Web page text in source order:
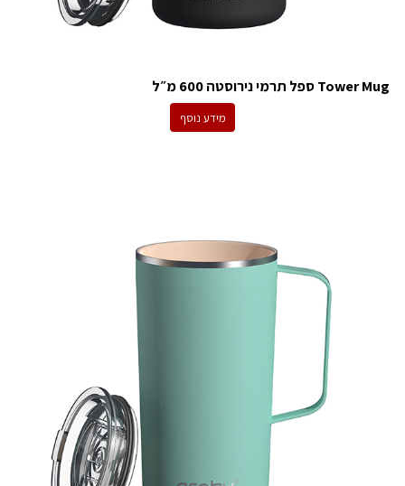
Tower Mug ספל תרמי נירוסטה 600 מ״ל
מידע נוסף